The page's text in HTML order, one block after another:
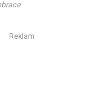
Reklam